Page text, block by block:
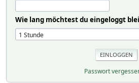
Wie lang möchtest du eingeloggt
Passwort